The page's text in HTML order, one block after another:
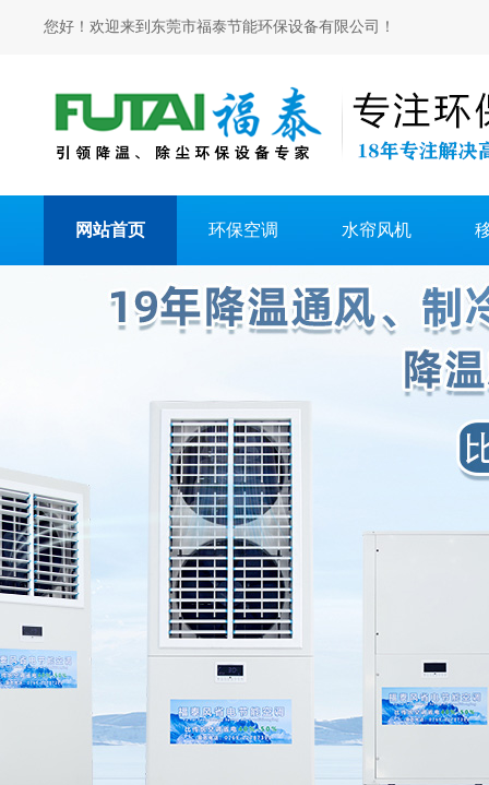
您好！欢迎来到东莞市福泰节能环保设备有限公司！
网站首页 环保空调 水帘风机